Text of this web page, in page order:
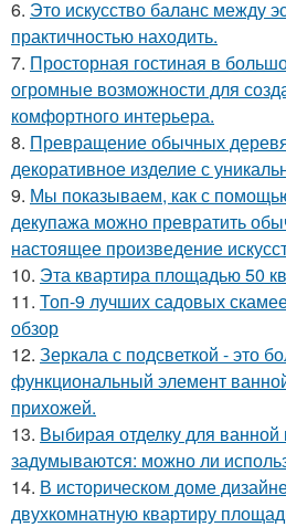
6. Это искусство баланс между
практичностью находить.
7. Просторная гостиная в
огромные возможности для
комфортного интерьера.
8. Превращение обычных
декоративное изделие с
9. Мы показываем, как с
декупажа можно превратить
настоящее произведение
10. Эта квартира площадью 50
11. Топ-9 лучших садовых
обзор
12. Зеркала с подсветкой - это
функциональный элемент
прихожей.
13. Выбирая отделку для
задумываются: можно ли
14. В историческом доме
двухкомнатную квартиру